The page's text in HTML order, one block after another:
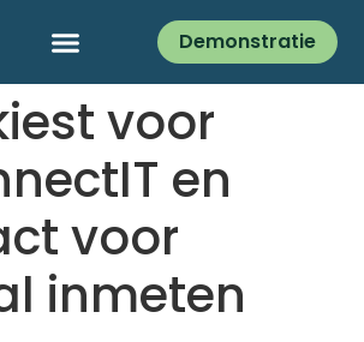
Demonstratie
voor
en
voor
inmeten